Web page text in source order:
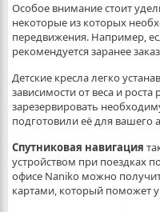
Особое внимание стоит
некоторые из которых
передвижения. Например,
рекомендуется заранее
Детские кресла легко
зависимости от веса и
зарезервировать
подготовили её для вашего
Спутниковая навигация
устройством при поездках
офисе Naniko можно
картами, который поможет